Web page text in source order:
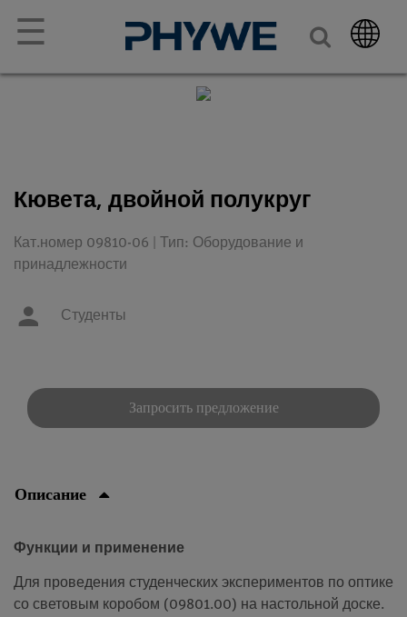
☰
Кювета, двойной полукруг
Кат.номер 09810-06 | Тип: Оборудование и
принадлежности
Студенты
Запросить предложение
Описание
Функции и применение
Для проведения студенческих экспериментов по оптике
со световым коробом (09801.00) на настольной доске.